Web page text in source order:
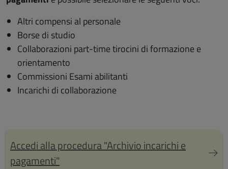
Altri compensi al personale
Borse di studio
Collaborazioni part-time tirocini di formazione e
orientamento
Commissioni Esami abilitanti
Incarichi di collaborazione
Accedi alla procedura "Archivio incarichi e
pagamenti"